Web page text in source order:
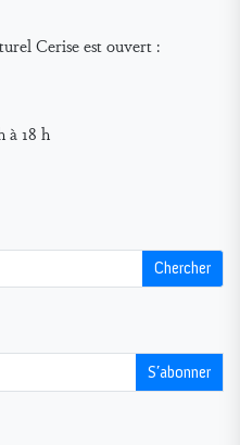
Cerise est ouvert :
à 18 h
Chercher
S’abonner